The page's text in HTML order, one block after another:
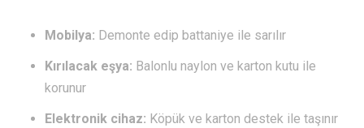
Mobilya: Demonte edip battaniye ile sarılır
Kırılacak eşya: Balonlu naylon ve karton kutu ile
korunur
Elektronik cihaz: Köpük ve karton destek ile taşınır